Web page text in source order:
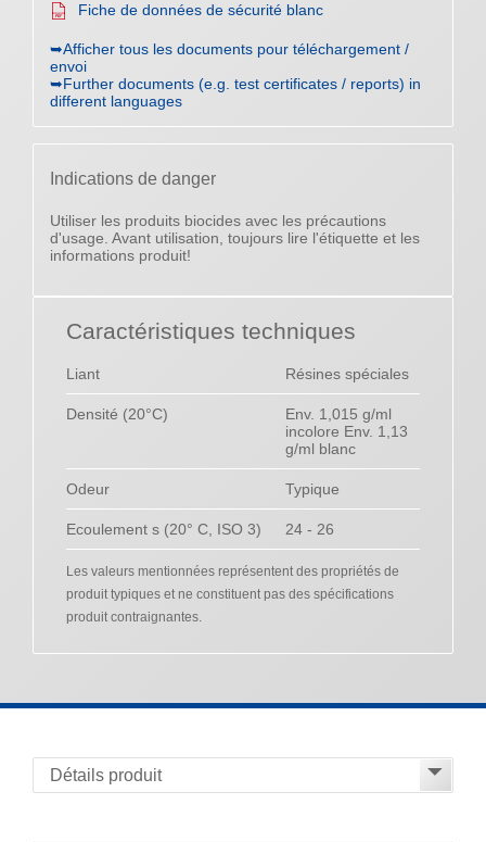
Fiche de données de sécurité blanc
➥Afficher tous les documents pour téléchargement /
envoi
➥Further documents (e.g. test certificates / reports) in
different languages
Indications de danger
Utiliser les produits biocides avec les précautions
d'usage. Avant utilisation, toujours lire l'étiquette et les
informations produit!
Caractéristiques techniques
Liant Résines spéciales
Densité (20°C)
Env. 1,015 g/ml
incolore Env. 1,13
g/ml blanc
Odeur Typique
Ecoulement s (20° C, ISO 3) 24 - 26
Les valeurs mentionnées représentent des propriétés de
produit typiques et ne constituent pas des spécifications
produit contraignantes.